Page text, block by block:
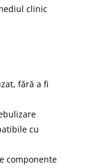
clinic
fără a fi
cu
componente